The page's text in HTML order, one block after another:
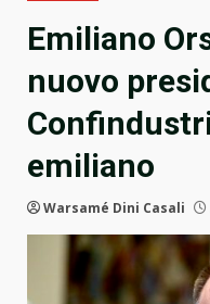
Emiliano
nuovo
emiliano
Warsamé Dini Casali